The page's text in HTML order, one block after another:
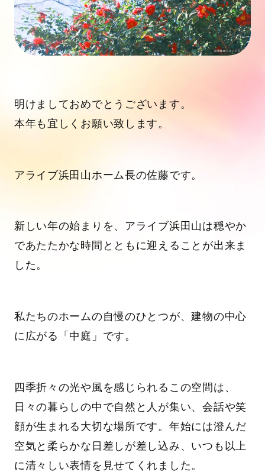
明けましておめでとうございます。
本年も宜しくお願い致します。
アライブ浜田山ホーム長の佐藤です。
新しい年の始まりを、アライブ浜田山は穏やか
であたたかな時間とともに迎えることが出来ま
した。
私たちのホームの自慢のひとつが、建物の中心
に広がる「中庭」です。
四季折々の光や風を感じられるこの空間は、
日々の暮らしの中で自然と人が集い、会話や笑
顔が生まれる大切な場所です。年始には澄んだ
空気と柔らかな日差しが差し込み、いつも以上
に清々しい表情を見せてくれました。